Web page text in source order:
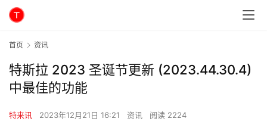
首页 资讯
特斯拉 2023 圣诞节更新 (2023.44.30.4)
中最佳的功能
特来讯 2023年12月21日 16:21 资讯 阅读 2224